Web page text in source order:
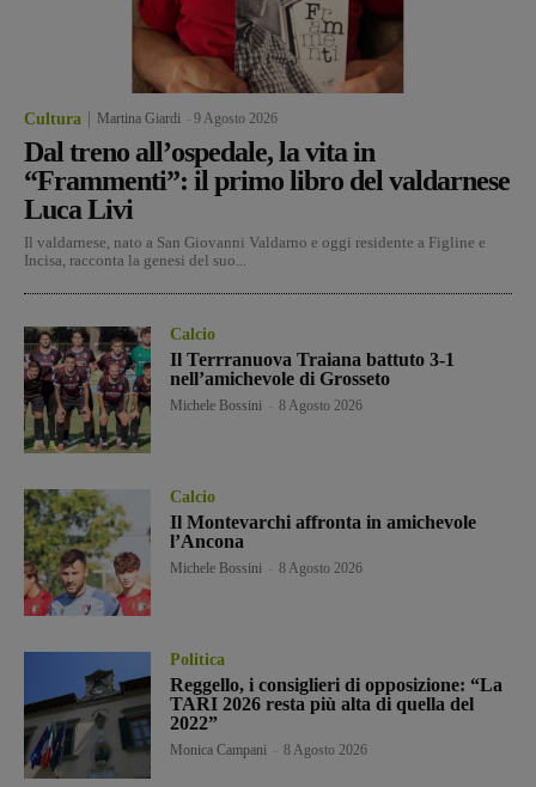
Cultura Martina Giardi 9 Agosto 2026
Dal treno all’ospedale, la vita in
“Frammenti”: il primo libro del valdarnese
Luca Livi
Il valdarnese, nato a San Giovanni Valdarno e oggi residente a Figline e
Incisa, racconta la genesi del suo...
Calcio
Il Terrranuova Traiana battuto 3-1
nell’amichevole di Grosseto
Michele Bossini 8 Agosto 2026
Calcio
Il Montevarchi affronta in amichevole
l’Ancona
Michele Bossini 8 Agosto 2026
Politica
Reggello, i consiglieri di opposizione: “La
TARI 2026 resta più alta di quella del
2022”
Monica Campani 8 Agosto 2026